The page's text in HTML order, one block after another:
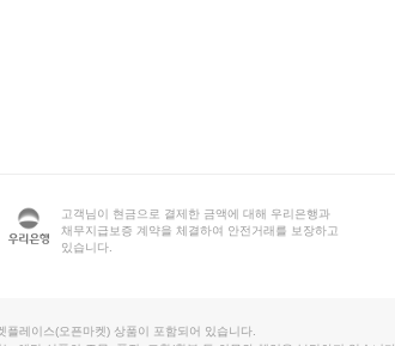
고객님이 현금으로 결제한 금액에 대해 우리은행과
채무지급보증 계약을 체결하여 안전거래를 보장하고
있습니다.
레이스(오픈마켓) 상품이 포함되어 있습니다.